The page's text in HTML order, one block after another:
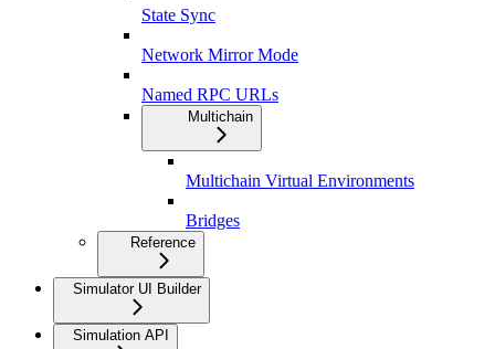
State Sync
Network Mirror Mode
Named RPC URLs
Multichain
Multichain Virtual Environments
Bridges
Reference
Simulator UI Builder
Simulation API